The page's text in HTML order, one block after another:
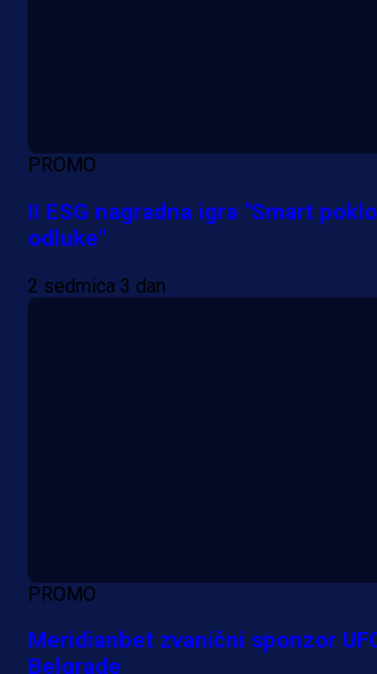
PROMO
II ESG nagradna igra "Smart
odluke"
2 sedmica 3 dan
PROMO
Meridianbet zvanični sponzor
Belgrade